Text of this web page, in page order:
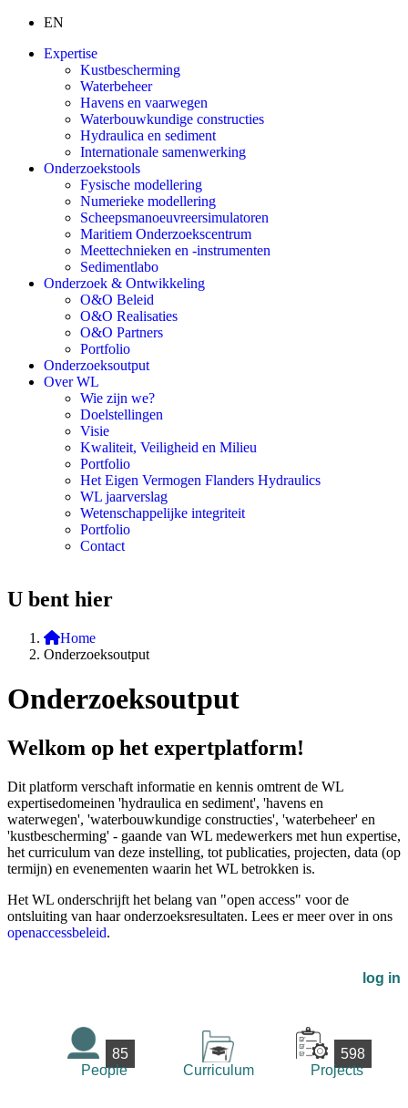
EN
Expertise
Kustbescherming
Waterbeheer
Havens en vaarwegen
Waterbouwkundige constructies
Hydraulica en sediment
Internationale samenwerking
Onderzoekstools
Fysische modellering
Numerieke modellering
Scheepsmanoeuvreersimulatoren
Maritiem Onderzoekscentrum
Meettechnieken en -instrumenten
Sedimentlabo
Onderzoek & Ontwikkeling
O&O Beleid
O&O Realisaties
O&O Partners
Portfolio
Onderzoeksoutput
Over WL
Wie zijn we?
Doelstellingen
Visie
Kwaliteit, Veiligheid en Milieu
Portfolio
Het Eigen Vermogen Flanders Hydraulics
WL jaarverslag
Wetenschappelijke integriteit
Portfolio
Contact
U bent hier
Home
Onderzoeksoutput
Onderzoeksoutput
Welkom op het expertplatform!
Dit platform verschaft informatie en kennis omtrent de WL
expertisedomeinen 'hydraulica en sediment', 'havens en
waterwegen', 'waterbouwkundige constructies', 'waterbeheer' en
'kustbescherming' - gaande van WL medewerkers met hun expertise,
het curriculum van deze instelling, tot publicaties, projecten, data (op
termijn) en evenementen waarin het WL betrokken is.
Het WL onderschrijft het belang van "open access" voor de
ontsluiting van haar onderzoeksresultaten. Lees er meer over in ons
openaccessbeleid.
log in
85
People
Curriculum
598
Projects